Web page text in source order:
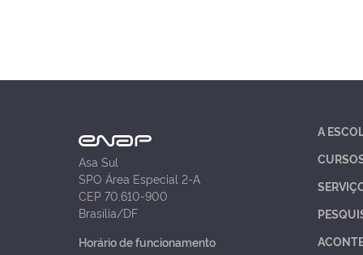
Asa Sul
SPO Área Especial 2-A
CEP 70.610-900
Brasília/DF
Horário de funcionamento
A